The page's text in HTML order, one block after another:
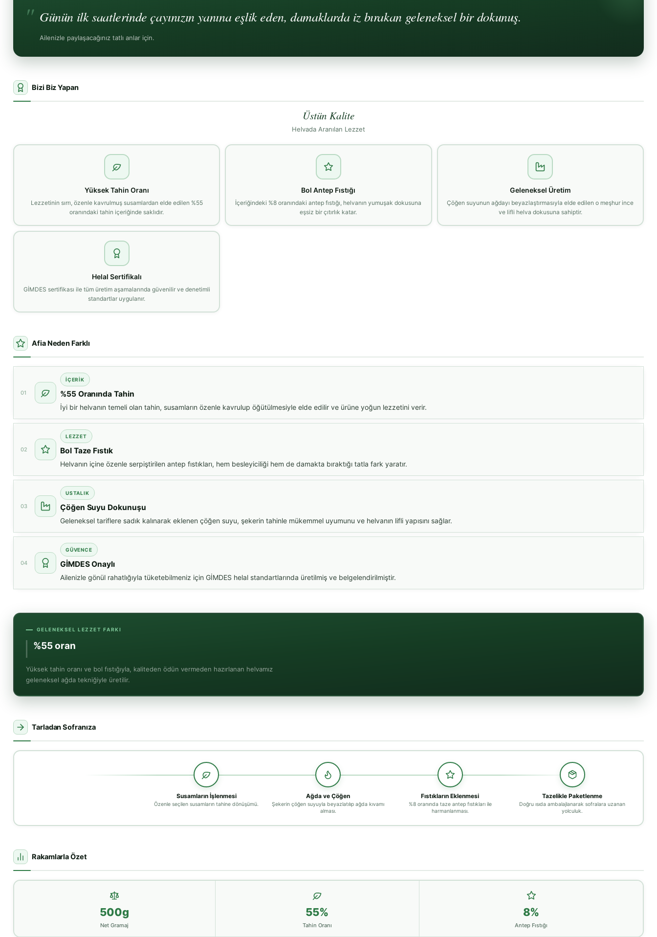
Günün ilk saatlerinde çayınızın yanına eşlik eden, damaklarda iz bırakan geleneksel bir dokunuş.
Ailenizle paylaşacağınız tatlı anlar için.
Bizi Biz Yapan
Üstün Kalite
Helvada Aranılan Lezzet
Yüksek Tahin Oranı
Lezzetinin sırrı, özenle kavrulmuş susamlardan elde edilen %55
oranındaki tahin içeriğinde saklıdır.
Bol Antep Fıstığı
İçeriğindeki %8 oranındaki antep fıstığı, helvanın yumuşak dokusuna
eşsiz bir çıtırlık katar.
Geleneksel Üretim
Çöğen suyunun ağdayı beyazlaştırmasıyla elde edilen o meşhur ince
ve lifli helva dokusuna sahiptir.
Helal Sertifikalı
GİMDES sertifikası ile tüm üretim aşamalarında güvenilir ve denetimli
standartlar uygulanır.
Afia Neden Farklı
01
İÇERIK
%55 Oranında Tahin
İyi bir helvanın temeli olan tahin, susamların özenle kavrulup öğütülmesiyle elde edilir ve ürüne yoğun lezzetini verir.
02
LEZZET
Bol Taze Fıstık
Helvanın içine özenle serpiştirilen antep fıstıkları, hem besleyiciliği hem de damakta bıraktığı tatla fark yaratır.
03
USTALIK
Çöğen Suyu Dokunuşu
Geleneksel tariflere sadık kalınarak eklenen çöğen suyu, şekerin tahinle mükemmel uyumunu ve helvanın lifli yapısını sağlar.
04
GÜVENCE
GİMDES Onaylı
Ailenizle gönül rahatlığıyla tüketebilmeniz için GİMDES helal standartlarında üretilmiş ve belgelendirilmiştir.
GELENEKSEL LEZZET FARKI
%55 oranında
Yüksek tahin oranı ve bol fıstığıyla, kaliteden ödün vermeden hazırlanan helvamız
geleneksel ağda tekniğiyle üretilir.
Tarladan Sofranıza
Susamların İşlenmesi
Özenle seçilen susamların tahine dönüşümü.
Ağda ve Çöğen
Şekerin çöğen suyuyla beyazlatılıp ağda kıvamı
alması.
Fıstıkların Eklenmesi
%8 oranında taze antep fıstıkları ile
harmanlanması.
Tazelikle Paketlenme
Doğru ısıda ambalajlanarak sofralara uzanan
yolculuk.
Rakamlarla Özet
500g
Net Gramaj
55%
Tahin Oranı
8%
Antep Fıstığı